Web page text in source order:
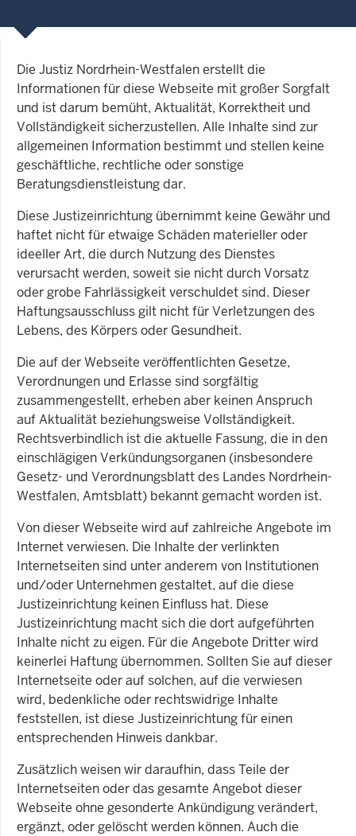
Die Justiz Nordrhein-Westfalen erstellt die
Informationen für diese Webseite mit großer Sorgfalt
und ist darum bemüht, Aktualität, Korrektheit und
Vollständigkeit sicherzustellen. Alle Inhalte sind zur
allgemeinen Information bestimmt und stellen keine
geschäftliche, rechtliche oder sonstige
Beratungsdienstleistung dar.
Diese Justizeinrichtung übernimmt keine Gewähr und
haftet nicht für etwaige Schäden materieller oder
ideeller Art, die durch Nutzung des Dienstes
verursacht werden, soweit sie nicht durch Vorsatz
oder grobe Fahrlässigkeit verschuldet sind. Dieser
Haftungsausschluss gilt nicht für Verletzungen des
Lebens, des Körpers oder Gesundheit.
Die auf der Webseite veröffentlichten Gesetze,
Verordnungen und Erlasse sind sorgfältig
zusammengestellt, erheben aber keinen Anspruch
auf Aktualität beziehungsweise Vollständigkeit.
Rechtsverbindlich ist die aktuelle Fassung, die in den
einschlägigen Verkündungsorganen (insbesondere
Gesetz- und Verordnungsblatt des Landes Nordrhein-
Westfalen, Amtsblatt) bekannt gemacht worden ist.
Von dieser Webseite wird auf zahlreiche Angebote im
Internet verwiesen. Die Inhalte der verlinkten
Internetseiten sind unter anderem von Institutionen
und/oder Unternehmen gestaltet, auf die diese
Justizeinrichtung keinen Einfluss hat. Diese
Justizeinrichtung macht sich die dort aufgeführten
Inhalte nicht zu eigen. Für die Angebote Dritter wird
keinerlei Haftung übernommen. Sollten Sie auf dieser
Internetseite oder auf solchen, auf die verwiesen
wird, bedenkliche oder rechtswidrige Inhalte
feststellen, ist diese Justizeinrichtung für einen
entsprechenden Hinweis dankbar.
Zusätzlich weisen wir daraufhin, dass Teile der
Internetseiten oder das gesamte Angebot dieser
Webseite ohne gesonderte Ankündigung verändert,
ergänzt, oder gelöscht werden können. Auch die